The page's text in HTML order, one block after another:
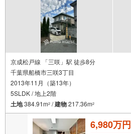
京成松戸線 「三咲」駅 徒歩8分
千葉県船橋市三咲3丁目
2013年11月（築13年）
5SLDK / 地上2階
土地384.91m2 /建物217.36m2
6,980万円